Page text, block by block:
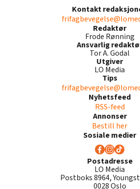
Kontakt
Redaktør
Frode Rønning
Ansvarlig
Tor A. Godal
Utgiver
LO Media
Tips
Nyhetsfeed
RSS-feed
Annonser
Bestill her
Sosiale medier
Postadresse
LO Media
Postboks 8964,
0028 Oslo